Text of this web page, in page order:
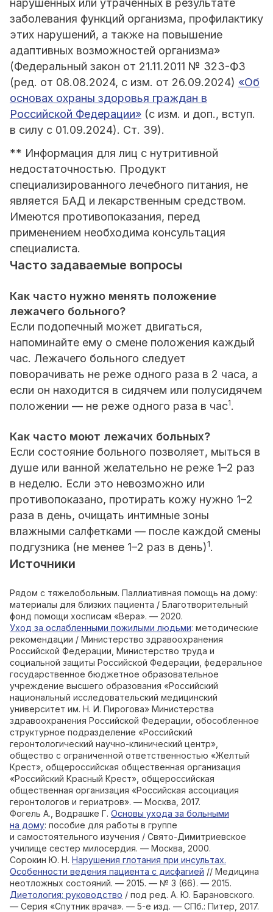
нарушенных или утраченных в результате
заболевания функций организма, профилактику
этих нарушений, а также на повышение
адаптивных возможностей организма»
(Федеральный закон от 21.11.2011 № 323-ФЗ
(ред. от 08.08.2024, с изм. от 26.09.2024) «Об
основах охраны здоровья граждан в
Российской Федерации» (с изм. и доп., вступ.
в силу с 01.09.2024). Ст. 39).
** Информация для лиц с нутритивной
недостаточностью. Продукт
специализированного лечебного питания, не
является БАД и лекарственным средством.
Имеются противопоказания, перед
применением необходима консультация
специалиста.
Часто задаваемые вопросы
Как часто нужно менять положение
лежачего больного?
Если подопечный может двигаться,
напоминайте ему о смене положения каждый
час. Лежачего больного следует
поворачивать не реже одного раза в 2 часа, а
если он находится в сидячем или полусидячем
положении — не реже одного раза в час1.
Как часто моют лежачих больных?
Если состояние больного позволяет, мыться в
душе или ванной желательно не реже 1–2 раз
в неделю. Если это невозможно или
противопоказано, протирать кожу нужно 1–2
раза в день, очищать интимные зоны
влажными салфетками — после каждой смены
подгузника (не менее 1–2 раз в день)1.
Источники
Рядом с тяжелобольным. Паллиативная помощь на дому:
материалы для близких пациента / Благотворительный
фонд помощи хосписам «Вера». — 2020.
Уход за ослабленными пожилыми людьми: методические
рекомендации / Министерство здравоохранения
Российской Федерации, Министерство труда и
социальной защиты Российской Федерации, федеральное
государственное бюджетное образовательное
учреждение высшего образования «Российский
национальный исследовательский медицинский
университет им. Н. И. Пирогова» Министерства
здравоохранения Российской Федерации, обособленное
структурное подразделение «Российский
геронтологический научно-клинический центр»,
общество с ограниченной ответственностью «Желтый
Крест», общероссийская общественная организация
«Российский Красный Крест», общероссийская
общественная организация «Российская ассоциация
геронтологов и гериатров». — Москва, 2017.
Фогель А., Водрашке Г. Основы ухода за больными
на дому: пособие для работы в группе
и самостоятельного изучения / Свято-Димитриевское
училище сестер милосердия. — Москва, 2000.
Сорокин Ю. Н. Нарушения глотания при инсультах.
Особенности ведения пациента с дисфагией // Медицина
неотложных состояний. — 2015. — № 3 (66). — 2015.
Диетология: руководство / под ред. А. Ю. Барановского.
— Серия «Спутник врача». — 5-е изд. — СПб.: Питер, 2017.